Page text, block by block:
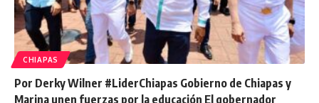
CHIAPAS
Por Derky Wilner #LiderChiapas Gobierno de Chiapas y
Marina unen fuerzas por la educación El gobernador